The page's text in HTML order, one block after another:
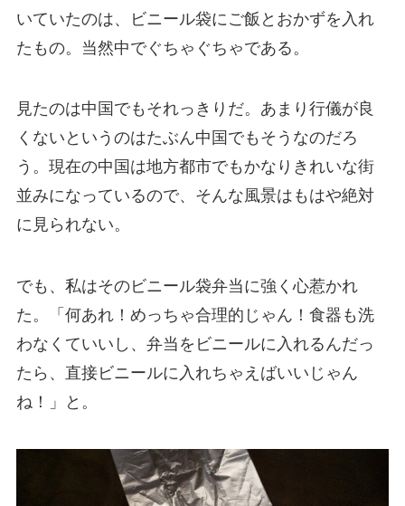
いていたのは、ビニール袋にご飯とおかずを入れ
たもの。当然中でぐちゃぐちゃである。
見たのは中国でもそれっきりだ。あまり行儀が良
くないというのはたぶん中国でもそうなのだろ
う。現在の中国は地方都市でもかなりきれいな街
並みになっているので、そんな風景はもはや絶対
に見られない。
でも、私はそのビニール袋弁当に強く心惹かれ
た。「何あれ！めっちゃ合理的じゃん！食器も洗
わなくていいし、弁当をビニールに入れるんだっ
たら、直接ビニールに入れちゃえばいいじゃん
ね！」と。